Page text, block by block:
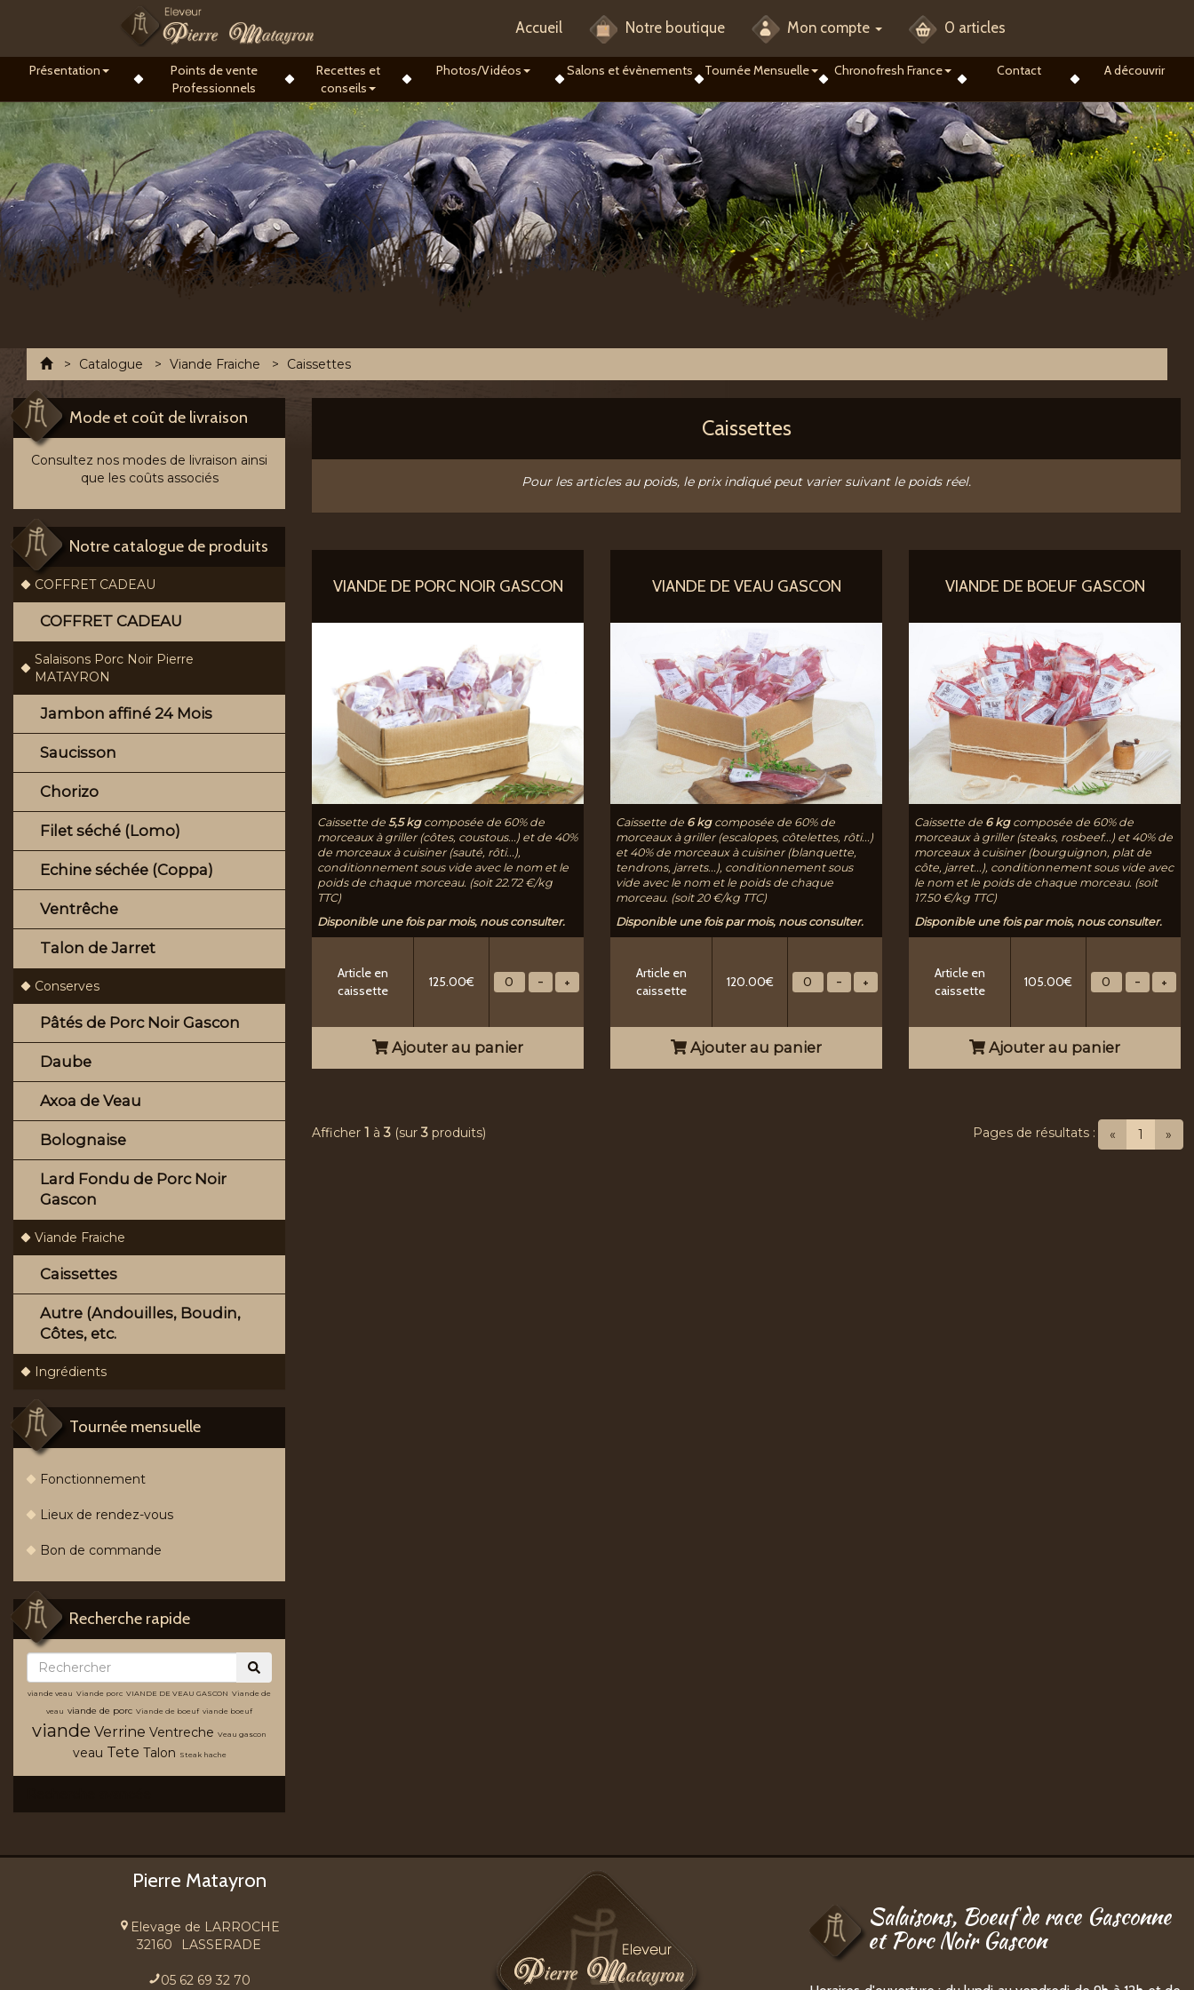
Accueil Notre boutique Mon compte 0 articles
Présentation
Points de vente
Professionnels
Recettes et
conseils
Photos/Vidéos Salons et évènements Tournée Mensuelle Chronofresh France Contact A découvrir
AccueilCatalogue Viande Fraiche Caissettes
Caissettes
Pour les articles au poids, le prix indiqué peut varier suivant le poids réel.
VIANDE DE PORC NOIR GASCON
Caissette de 5,5 kgcomposée de 60% de
morceaux à griller (côtes, coustous...) et de 40%
de morceaux à cuisiner (sauté, rôti...),
conditionnement sous vide avec le nom et le
poids de chaque morceau. (soit 22.72 €/kg
TTC)
Disponible une fois par mois, nous consulter.
Article en
caissette
125.00€
Ajouter au panier
VIANDE DE VEAU GASCON
Caissette de 6 kgcomposée de 60% de
morceaux à griller (escalopes, côtelettes, rôti...)
et 40% de morceaux à cuisiner (blanquette,
tendrons, jarrets...), conditionnement sous
vide avec le nom et le poids de chaque
morceau. (soit 20 €/kg TTC)
Disponible une fois par mois, nous consulter.
Article en
caissette
120.00€
Ajouter au panier
VIANDE DE BOEUF GASCON
Caissette de 6 kgcomposée de 60% de
morceaux à griller (steaks, rosbeef...) et 40% de
morceaux à cuisiner (bourguignon, plat de
côte, jarret...), conditionnement sous vide avec
le nom et le poids de chaque morceau. (soit
17.50 €/kg TTC)
Disponible une fois par mois, nous consulter.
Article en
caissette
105.00€
Ajouter au panier
Afficher 1 à3 (sur3 produits) « 1 »
Pages de résultats :
Mode et coût de livraison
Consultez nos modes de livraison ainsi
que les coûts associés
Notre catalogue de produits
COFFRET CADEAU
COFFRET CADEAU
Salaisons Porc Noir Pierre
MATAYRON
Jambon affiné 24 Mois
Saucisson
Chorizo
Filet séché (Lomo)
Echine séchée (Coppa)
Ventrêche
Talon de Jarret
Conserves
Pâtés de Porc Noir Gascon
Daube
Axoa de Veau
Bolognaise
Lard Fondu de Porc Noir
Gascon
Viande Fraiche
Caissettes
Autre (Andouilles, Boudin,
Côtes, etc.
Ingrédients
Tournée mensuelle
Fonctionnement
Lieux de rendez-vous
Bon de commande
Recherche rapide
viande veau Viande porc VIANDE DE VEAU GASCON Viande de
veau viande de porc Viande de boeuf viande boeuf
viande Verrine Ventreche Veau gascon
veau Tete Talon Steak hache
Pierre Matayron
Elevage de LARROCHE
32160
LASSERADE
05 62 69 32 70
Salaisons, Boeuf de race Gasconne
et Porc Noir Gascon